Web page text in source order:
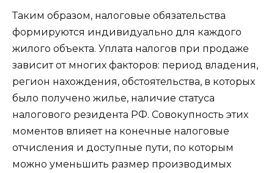
Таким образом, налоговые обязательства
формируются индивидуально для каждого
жилого объекта. Уплата налогов при продаже
зависит от многих факторов: период владения,
регион нахождения, обстоятельства, в которых
было получено жилье, наличие статуса
налогового резидента РФ. Совокупность этих
моментов влияет на конечные налоговые
отчисления и доступные пути, по которым
можно уменьшить размер производимых